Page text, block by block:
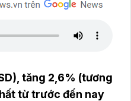
tăng 2,6% (tương
từ trước đến nay